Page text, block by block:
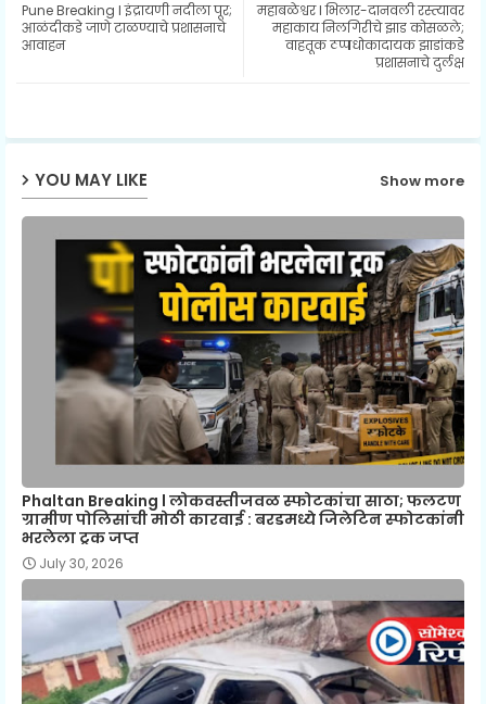
ter ats
महाबळेश्वर l भिलार-दानवली रस्त्यावर
महाकाय निलगिरीचे झाड कोसळले;
वाहतूक ठप्पधोकादायक झाडांकडे
प्रशासनाचे दुर्लक्ष
Pune Breaking I इंद्रायणी नदीला पूर;
आळंदीकडे जाणे टाळण्याचे प्रशासनाचे
आवाहन
YOU MAY LIKE Show more
Phaltan Breaking l लोकवस्तीजवळ स्फोटकांचा साठा; फलटण
ग्रामीण पोलिसांची मोठी कारवाई : बरडमध्ये जिलेटिन स्फोटकांनी
भरलेला ट्रक जप्त
July 30, 2026